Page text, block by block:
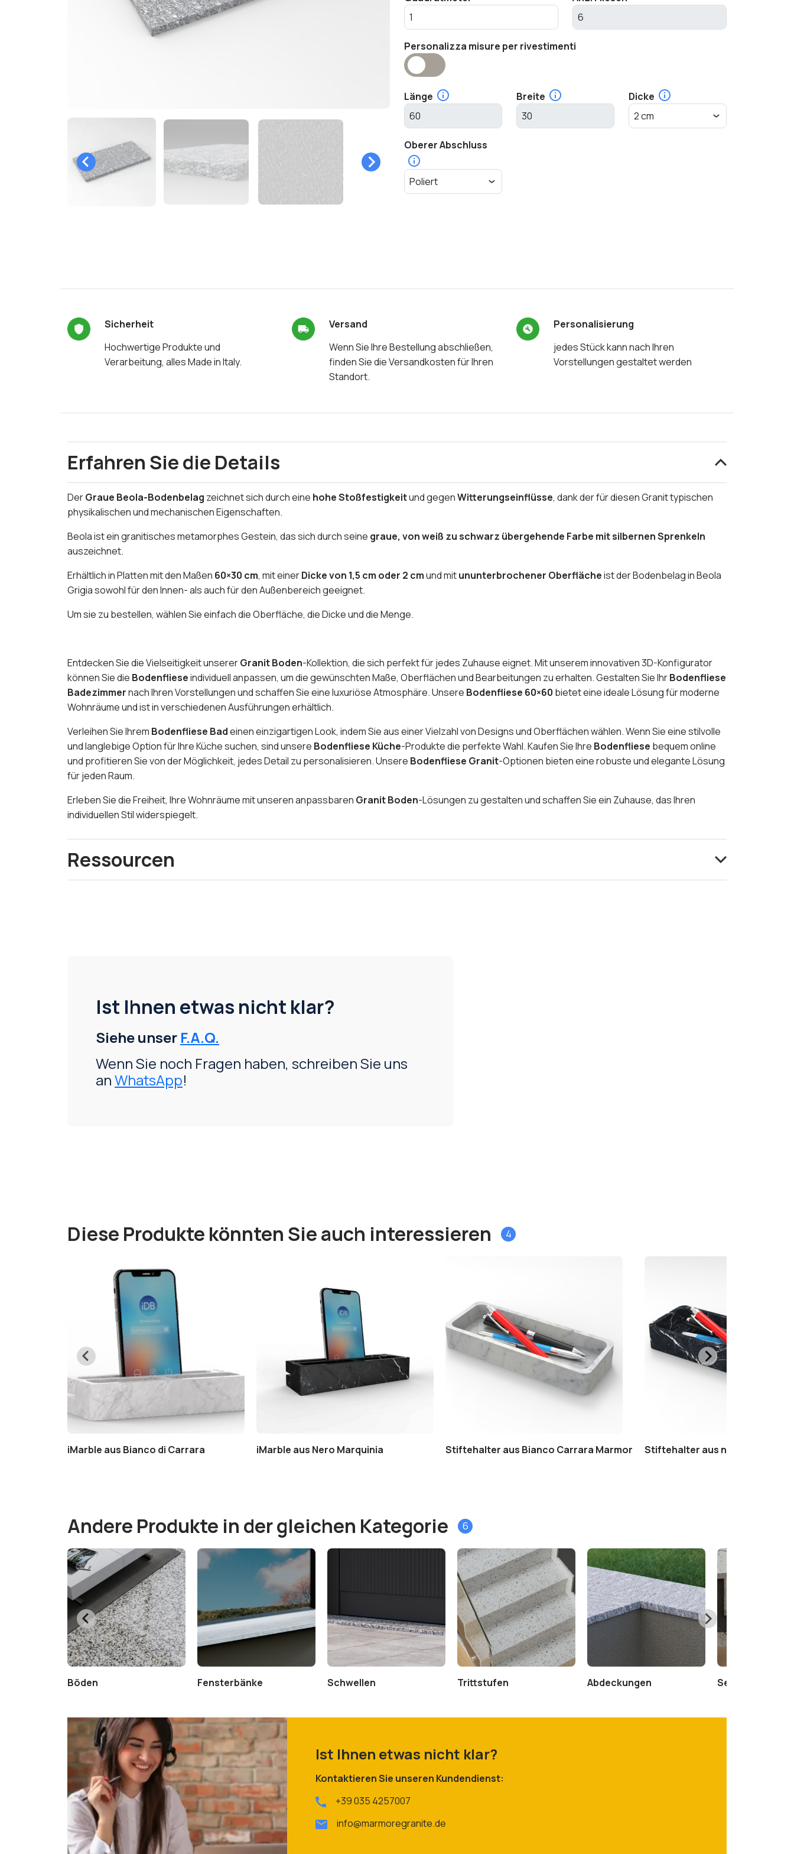
Personalizza misure per rivestimenti
Länge Breite Dicke
Oberer Abschluss
Sicherheit
Hochwertige Produkte und
Verarbeitung, alles Made in Italy.
Versand
Wenn Sie Ihre Bestellung abschließen,
finden Sie die Versandkosten für Ihren
Standort.
Personalisierung
jedes Stück kann nach Ihren
Vorstellungen gestaltet werden
Erfahren Sie die Details
DerGraue Beola-Bodenbelag zeichnet sich durch eine hohe Stoßfestigkeitund gegenWitterungseinflüsse, dank der für diesen Granit typischen
physikalischen und mechanischen Eigenschaften.
Beola ist ein granitisches metamorphes Gestein, das sich durch seine graue, von weiß zu schwarz übergehende Farbe mit silbernen Sprenkeln
auszeichnet.
Erhältlich in Platten mit den Maßen 60×30 cm, mit einerDicke von 1,5 cm oder 2 cmund mitununterbrochener Oberflächeist der Bodenbelag in Beola
Grigia sowohl für den Innen- als auch für den Außenbereich geeignet.
Um sie zu bestellen, wählen Sie einfach die Oberfläche, die Dicke und die Menge.
Entdecken Sie die Vielseitigkeit unsererGranit Boden-Kollektion, die sich perfekt für jedes Zuhause eignet. Mit unserem innovativen 3D-Konfigurator
können Sie die Bodenflieseindividuell anpassen, um die gewünschten Maße, Oberflächen und Bearbeitungen zu erhalten. Gestalten Sie IhrBodenfliese
Badezimmernach Ihren Vorstellungen und schaffen Sie eine luxuriöse Atmosphäre. Unsere Bodenfliese 60×60 bietet eine ideale Lösung für moderne
Wohnräume und ist in verschiedenen Ausführungen erhältlich.
Verleihen Sie Ihrem Bodenfliese Badeinen einzigartigen Look, indem Sie aus einer Vielzahl von Designs und Oberflächen wählen. Wenn Sie eine stilvolle
und langlebige Option für Ihre Küche suchen, sind unsere Bodenfliese Küche-Produkte die perfekte Wahl. Kaufen Sie Ihre Bodenfliese bequem online
und profitieren Sie von der Möglichkeit, jedes Detail zu personalisieren. Unsere Bodenfliese Granit-Optionen bieten eine robuste und elegante Lösung
für jeden Raum.
Erleben Sie die Freiheit, Ihre Wohnräume mit unseren anpassbaren Granit Boden-Lösungen zu gestalten und schaffen Sie ein Zuhause, das Ihren
individuellen Stil widerspiegelt.
Ressourcen
Ist Ihnen etwas nicht klar?
Siehe unser F.A.Q.
Wenn Sie noch Fragen haben, schreiben Sie uns
anWhatsApp!
Diese Produkte könnten Sie auch interessieren 4
iMarble aus Bianco di Carrara iMarble aus Nero Marquinia Stiftehalter aus Bianco Carrara Marmor Stiftehalter aus nero marquinia
Andere Produkte in der gleichen Kategorie 6
Böden Fensterbänke Schwellen Trittstufen Abdeckungen Setzstufen
Ist Ihnen etwas nicht klar?
Kontaktieren Sie unseren Kundendienst:
+39 035 4257007
info@marmoregranite.de